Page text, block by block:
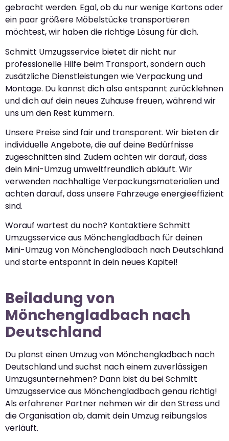
gebracht werden. Egal, ob du nur wenige Kartons oder
ein paar größere Möbelstücke transportieren
möchtest, wir haben die richtige Lösung für dich.
Schmitt Umzugsservice bietet dir nicht nur
professionelle Hilfe beim Transport, sondern auch
zusätzliche Dienstleistungen wie Verpackung und
Montage. Du kannst dich also entspannt zurücklehnen
und dich auf dein neues Zuhause freuen, während wir
uns um den Rest kümmern.
Unsere Preise sind fair und transparent. Wir bieten dir
individuelle Angebote, die auf deine Bedürfnisse
zugeschnitten sind. Zudem achten wir darauf, dass
dein Mini-Umzug umweltfreundlich abläuft. Wir
verwenden nachhaltige Verpackungsmaterialien und
achten darauf, dass unsere Fahrzeuge energieeffizient
sind.
Worauf wartest du noch? Kontaktiere Schmitt
Umzugsservice aus Mönchengladbach für deinen
Mini-Umzug von Mönchengladbach nach Deutschland
und starte entspannt in dein neues Kapitel!
Beiladung von
Mönchengladbach nach
Deutschland
Du planst einen Umzug von Mönchengladbach nach
Deutschland und suchst nach einem zuverlässigen
Umzugsunternehmen? Dann bist du bei Schmitt
Umzugsservice aus Mönchengladbach genau richtig!
Als erfahrener Partner nehmen wir dir den Stress und
die Organisation ab, damit dein Umzug reibungslos
verläuft.